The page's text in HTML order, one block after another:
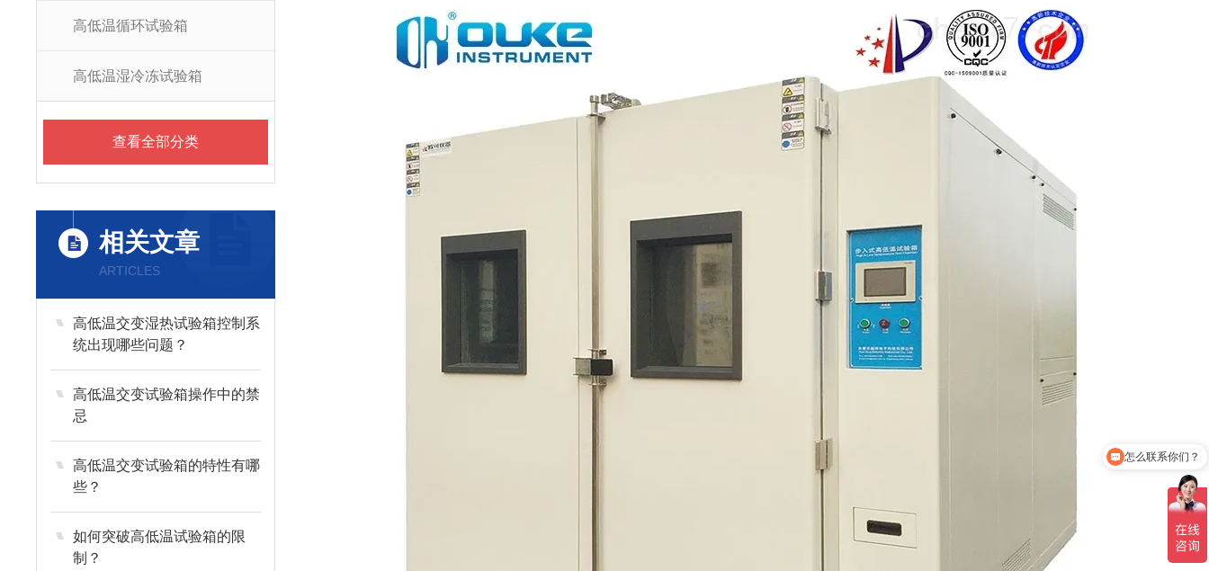
怎么联系你们？
高低温循环试验箱
高低温湿冷冻试验箱
查看全部分类
相关文章
ARTICLES
高低温交变湿热试验箱控制系
统出现哪些问题？
高低温交变试验箱操作中的禁
忌
高低温交变试验箱的特性有哪
些？
如何突破高低温试验箱的限
制？